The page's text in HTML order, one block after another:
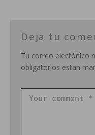
Deja tu
Tu correo electónico
obligatorios estan